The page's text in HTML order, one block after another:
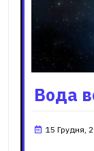
Вода
15 Грудня,